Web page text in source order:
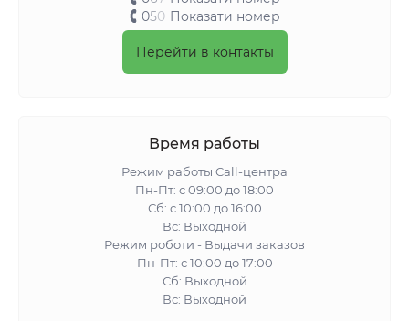
050 Показати номер
Перейти в контакты
Время работы
Режим работы Call-центра
Пн-Пт: с 09:00 до 18:00
Сб: с 10:00 до 16:00
Вс: Выходной
Режим роботи - Выдачи заказов
Пн-Пт: с 10:00 до 17:00
Сб: Выходной
Вс: Выходной